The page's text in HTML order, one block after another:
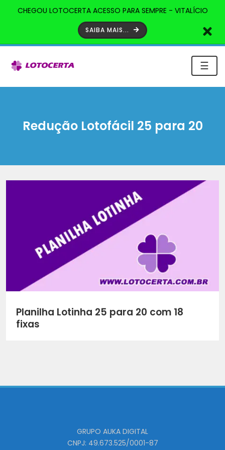
CHEGOU LOTOCERTA ACESSO PARA SEMPRE - VITALÍCIO
SAIBA MAIS...
☰
Redução Lotofácil 25 para 20
Planilha Lotinha 25 para 20 com 18
fixas
GRUPO AUKA DIGITAL
CNPJ: 49.673.525/0001-87